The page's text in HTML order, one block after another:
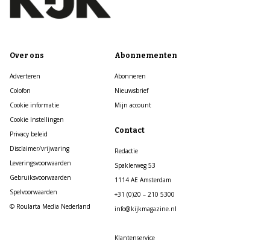
Over ons
Adverteren
Colofon
Cookie informatie
Cookie Instellingen
Privacy beleid
Disclaimer/vrijwaring
Leveringsvoorwaarden
Gebruiksvoorwaarden
Spelvoorwaarden
© Roularta Media Nederland
Abonnementen
Abonneren
Nieuwsbrief
Mijn account
Contact
Redactie
Spaklerweg 53
1114 AE Amsterdam
+31 (0)20 – 210 5300
info@kijkmagazine.nl
Klantenservice